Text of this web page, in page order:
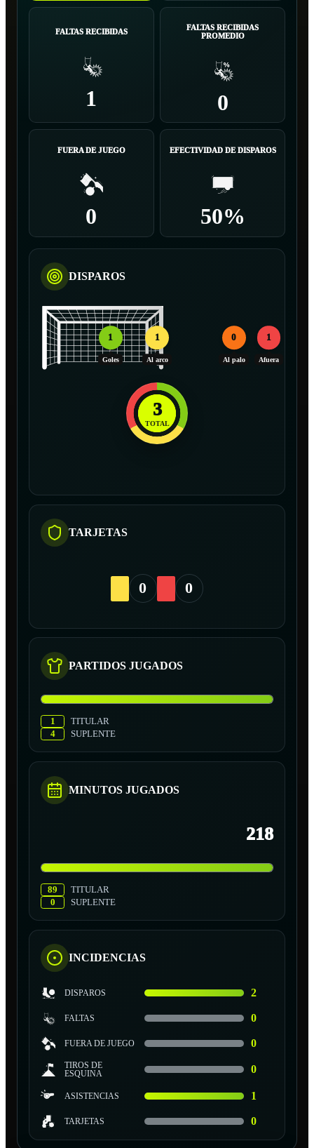
FALTAS RECIBIDAS
1
FALTAS RECIBIDAS
PROMEDIO
0
FUERA DE JUEGO
0
EFECTIVIDAD DE DISPAROS
50%
DISPAROS
1
Goles
1
Al arco
0
Al palo
1
Afuera
3
TOTAL
TARJETAS
0 0
PARTIDOS JUGADOS
1
TITULAR
4
SUPLENTE
MINUTOS JUGADOS
218
89
TITULAR
0
SUPLENTE
INCIDENCIAS
DISPAROS 2
FALTAS 0
FUERA DE JUEGO 0
TIROS DE
ESQUINA
0
ASISTENCIAS 1
TARJETAS 0